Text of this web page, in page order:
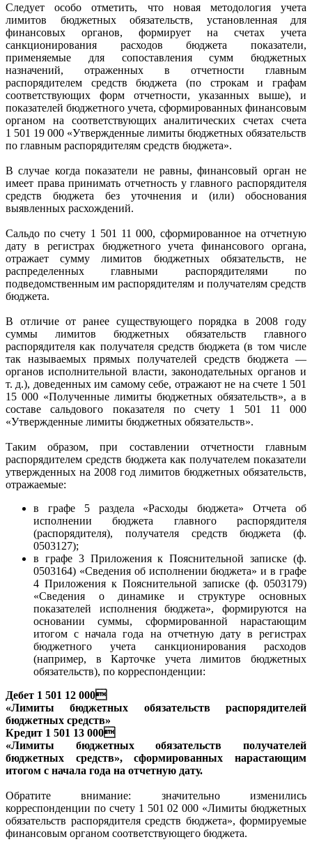
Следует особо отметить, что новая методология учета
лимитов бюджетных обязательств, установленная для
финансовых органов, формирует на счетах учета
санкционирования расходов бюджета показатели,
применяемые для сопоставления сумм бюджетных
назначений, отраженных в отчетности главным
распорядителем средств бюджета (по строкам и графам
соответствующих форм отчетности, указанных выше), и
показателей бюджетного учета, сформированных финансовым
органом на соответствующих аналитических счетах счета
1 501 19 000 «Утвержденные лимиты бюджетных обязательств
по главным распорядителям средств бюджета».
В случае когда показатели не равны, финансовый орган не
имеет права принимать отчетность у главного распорядителя
средств бюджета без уточнения и (или) обоснования
выявленных расхождений.
Сальдо по счету 1 501 11 000, сформированное на отчетную
дату в регистрах бюджетного учета финансового органа,
отражает сумму лимитов бюджетных обязательств, не
распределенных главными распорядителями по
подведомственным им распорядителям и получателям средств
бюджета.
В отличие от ранее существующего порядка в 2008 году
суммы лимитов бюджетных обязательств главного
распорядителя как получателя средств бюджета (в том числе
так называемых прямых получателей средств бюджета —
органов исполнительной власти, законодательных органов и
т. д.), доведенных им самому себе, отражают не на счете 1 501
15 000 «Полученные лимиты бюджетных обязательств», а в
составе сальдового показателя по счету 1 501 11 000
«Утвержденные лимиты бюджетных обязательств».
Таким образом, при составлении отчетности главным
распорядителем средств бюджета как получателем показатели
утвержденных на 2008 год лимитов бюджетных обязательств,
отражаемые:
в графе 5 раздела «Расходы бюджета» Отчета об
исполнении бюджета главного распорядителя
(распорядителя), получателя средств бюджета (ф.
0503127);
в графе 3 Приложения к Пояснительной записке (ф.
0503164) «Сведения об исполнении бюджета» и в графе
4 Приложения к Пояснительной записке (ф. 0503179)
«Сведения о динамике и структуре основных
показателей исполнения бюджета», формируются на
основании суммы, сформированной нарастающим
итогом с начала года на отчетную дату в регистрах
бюджетного учета санкционирования расходов
(например, в Карточке учета лимитов бюджетных
обязательств), по корреспонденции:
Дебет 1 501 12 000
«Лимиты бюджетных обязательств распорядителей
бюджетных средств»
Кредит 1 501 13 000
«Лимиты бюджетных обязательств получателей
бюджетных средств», сформированных нарастающим
итогом с начала года на отчетную дату.
Обратите внимание: значительно изменились
корреспонденции по счету 1 501 02 000 «Лимиты бюджетных
обязательств распорядителя средств бюджета», формируемые
финансовым органом соответствующего бюджета.